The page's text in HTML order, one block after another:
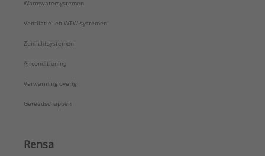
Warmwatersystemen
Ventilatie- en WTW-systemen
Zonlichtsystemen
Airconditioning
Verwarming overig
Gereedschappen
Rensa